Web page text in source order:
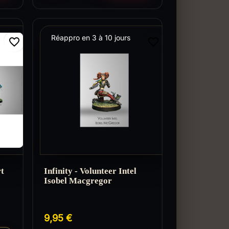
favorite_border Réappro en 3 à 10 jours
Infinity - Volunteer Intel
Isobel Macgregor
9,95 €